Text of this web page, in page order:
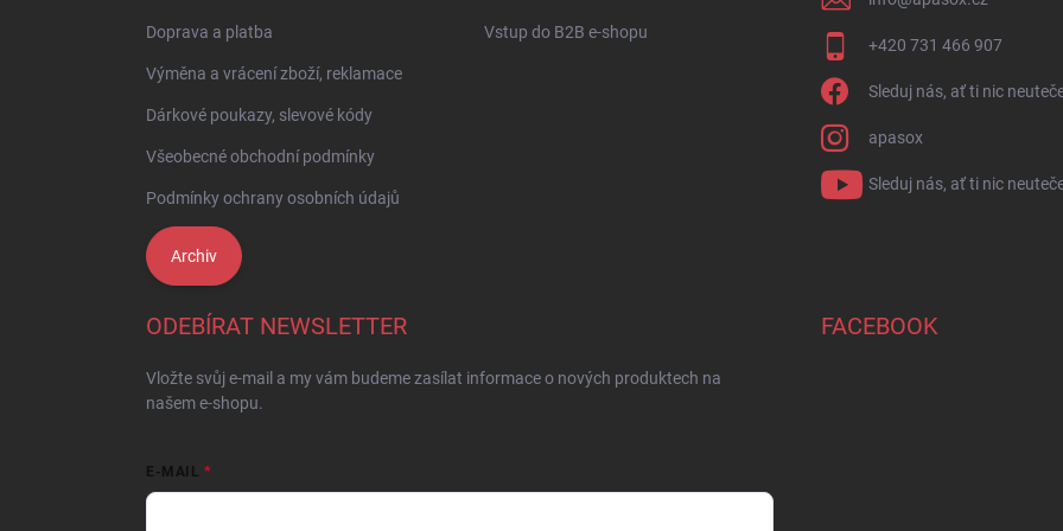
Doprava a platba
Výměna a vrácení zboží, reklamace
Dárkové poukazy, slevové kódy
Všeobecné obchodní podmínky
Podmínky ochrany osobních údajů
Archiv
Vstup do B2B e-shopu
+420 731 466 907
Sleduj nás, ať ti nic
apasox
Sleduj nás, ať ti nic
ODEBÍRAT NEWSLETTER
Vložte svůj e-mail a my vám budeme zasílat informace o nových produktech na
našem e-shopu.
E-MAIL
FACEBOOK